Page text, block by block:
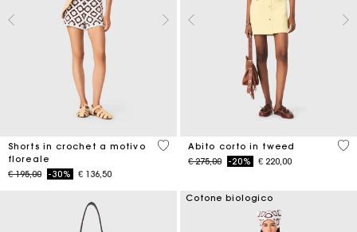
Shorts in crochet a motivo
floreale
Price reduced from
€ 195,00to-30% € 136,50
5 out of 5 Customer Rating
Abito corto in tweed
Price reduced from
€ 275,00to-20% € 220,00
4,7
Cotone biologico